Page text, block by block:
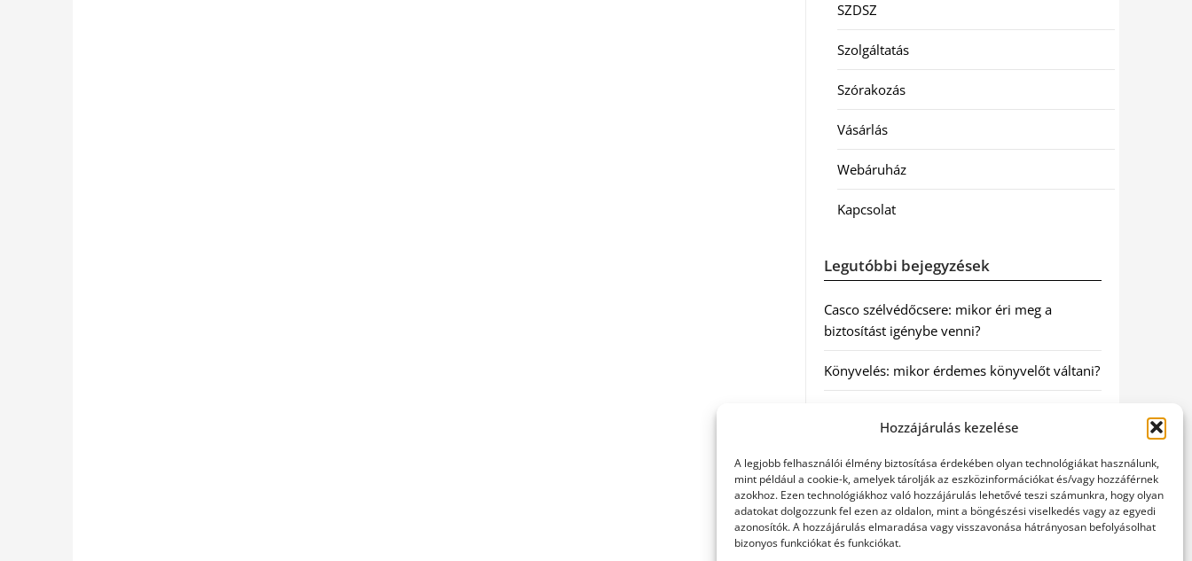
Hozzájárulás kezelése
A legjobb felhasználói élmény biztosítása érdekében olyan technológiákat használunk,
mint például a cookie-k, amelyek tárolják az eszközinformációkat és/vagy hozzáférnek
azokhoz. Ezen technológiákhoz való hozzájárulás lehetővé teszi számunkra, hogy olyan
adatokat dolgozzunk fel ezen az oldalon, mint a böngészési viselkedés vagy az egyedi
azonosítók. A hozzájárulás elmaradása vagy visszavonása hátrányosan befolyásolhat
bizonyos funkciókat és funkciókat.
SZDSZ
Szolgáltatás
Szórakozás
Vásárlás
Webáruház
Kapcsolat
Legutóbbi bejegyzések
Casco szélvédőcsere: mikor éri meg a
biztosítást igénybe venni?
Könyvelés: mikor érdemes könyvelőt váltani?
szakszerű jogi háttér a biztonságos
Munkajogi ügyvéd: miért nem érdemes várni
a jogi segítséggel